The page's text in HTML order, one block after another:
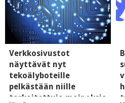
Verkkosivustot
näyttävät nyt
tekoälyboteille
pelkästään niille
tarkoitettuja mainoksia